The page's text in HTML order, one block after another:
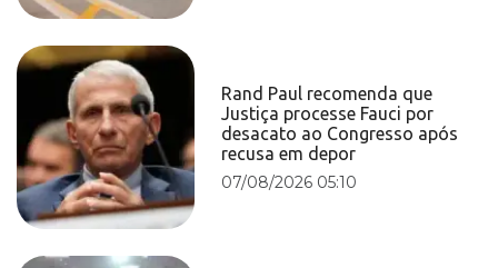
Rand Paul recomenda que
Justiça processe Fauci por
desacato ao Congresso após
recusa em depor
07/08/2026 05:10